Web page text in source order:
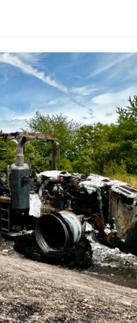
Incendies : à Fontainebleau, les
agriculteurs indemnisés pour
avoir acheminé de l’eau
Les départements de l’Essonne et de
Seine-et-Marne ont annoncé, dans un
communiqué du 27 juillet, qu’ils
consacreraient 87 500 euros pour
indemniser les agriculteurs ayant
participé à l’acheminement de l’eau
lors de la lutte contre l’incendie qui a
frappé la forêt de Fontainebleau les
12 et 13 juillet. (Lire la suite dans
l'Agra Fil)